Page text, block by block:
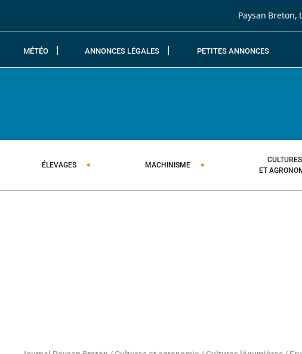
Paysan Breton,
MÉTÉO ANNONCES LÉGALES PETITES ANNONCES
ÉLEVAGES MACHINISME
CULTURES
ET